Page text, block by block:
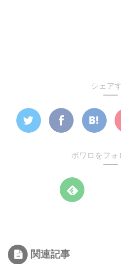
シェア
ポワロをフォ
関連記事